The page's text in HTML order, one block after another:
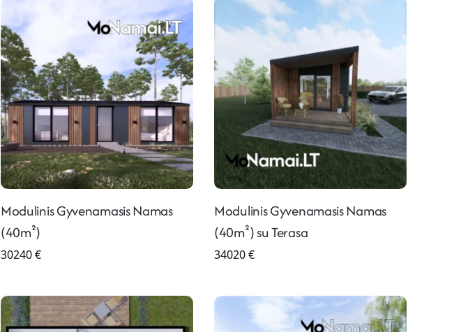
Modulinis Gyvenamasis Namas
(40m²)
30240€
Modulinis Gyvenamasis Namas
(40m²) su Terasa
34020€